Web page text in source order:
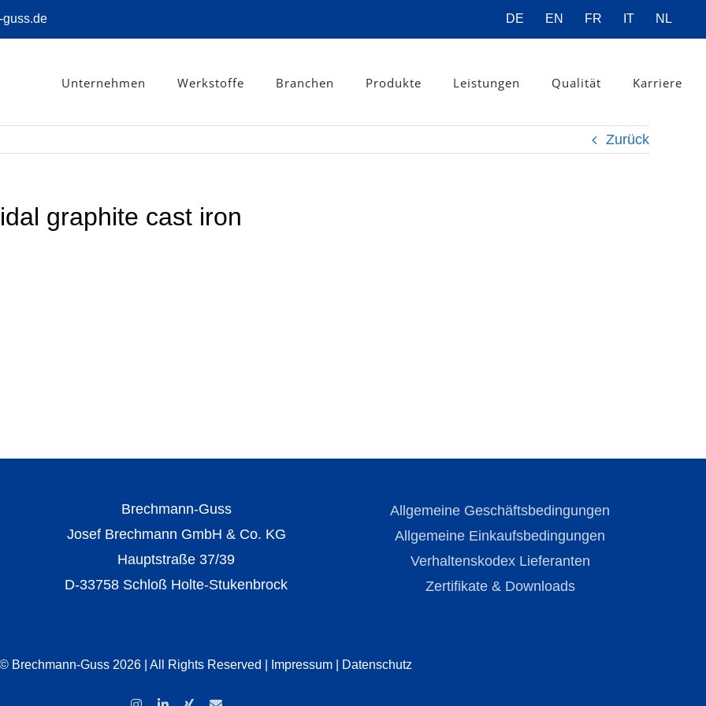
guss.de DE EN FR IT NL
Unternehmen Werkstoffe Branchen Produkte Leistungen Qualität Karriere
Zurück
graphite cast iron
Brechmann-Guss
Josef Brechmann GmbH & Co. KG
Hauptstraße 37/39
D-33758 Schloß Holte-Stukenbrock
Allgemeine Geschäftsbedingungen
Allgemeine Einkaufsbedingungen
Verhaltenskodex Lieferanten
Zertifikate & Downloads
Brechmann-Guss 2026 | All Rights Reserved | Impressum| Datenschutz